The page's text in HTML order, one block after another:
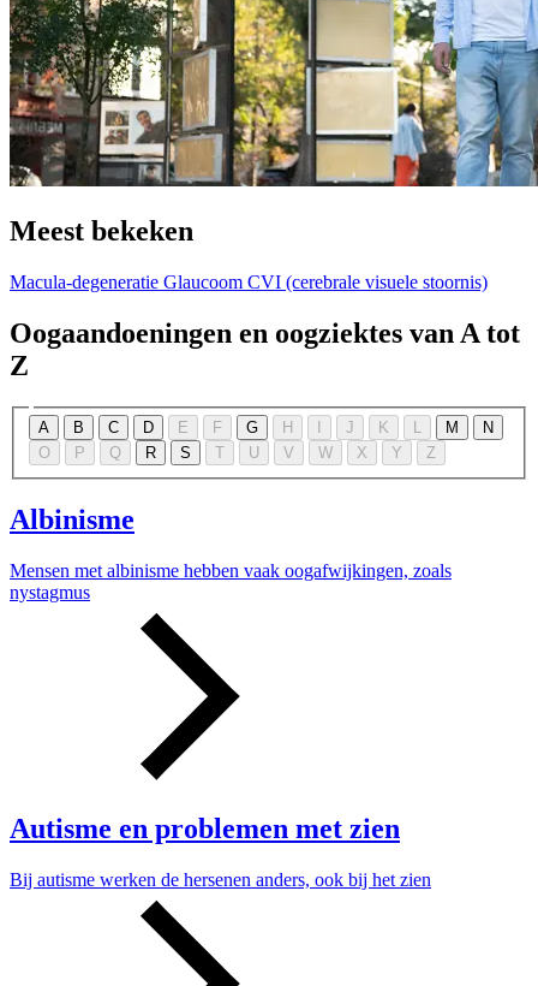
Meest bekeken
Macula-degeneratie Glaucoom CVI (cerebrale visuele stoornis)
Oogaandoeningen en oogziektes van A tot
Z
A B C D E F G H J K L M
N
O
P Q R S T U V W X Y Z
Albinisme
Mensen met albinisme hebben vaak oogafwijkingen, zoals
nystagmus
Autisme en problemen met zien
Bij autisme werken de hersenen anders, ook bij het zien